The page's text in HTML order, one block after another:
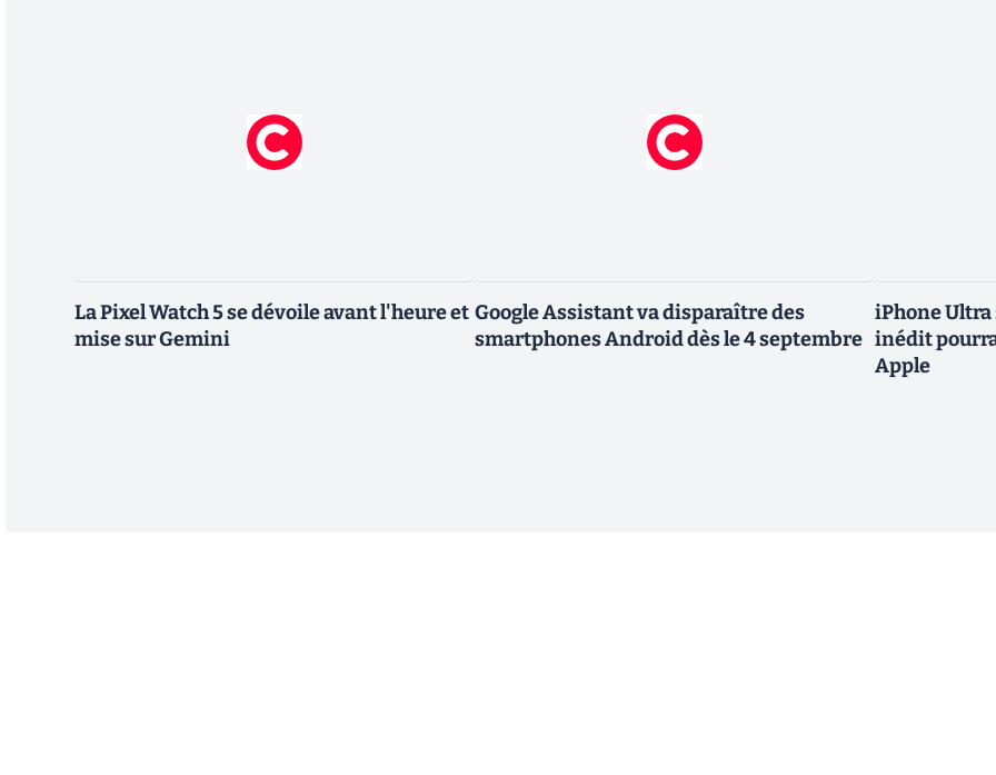
La Pixel Watch 5 se dévoile avant l'heure et
mise sur Gemini
Google Assistant va disparaître des
smartphones Android dès le 4 septembre
iPhone Ultra
inédit
Apple